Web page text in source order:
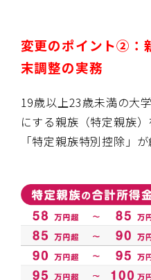
変更のポイント②：
末調整の実務
19歳以上23歳未満の大
にする親族（特定親族
「特定親族特別控除」